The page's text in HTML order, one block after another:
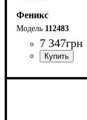
Феникс
112483
7 347грн